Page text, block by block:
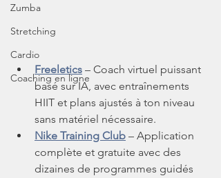
Zumba
Stretching
Cardio
Coaching en ligne
Freeletics – Coach virtuel puissant
basé sur IA, avec entraînements
HIIT et plans ajustés à ton niveau
sans matériel nécessaire.
Nike Training Club – Application
complète et gratuite avec des
dizaines de programmes guidés